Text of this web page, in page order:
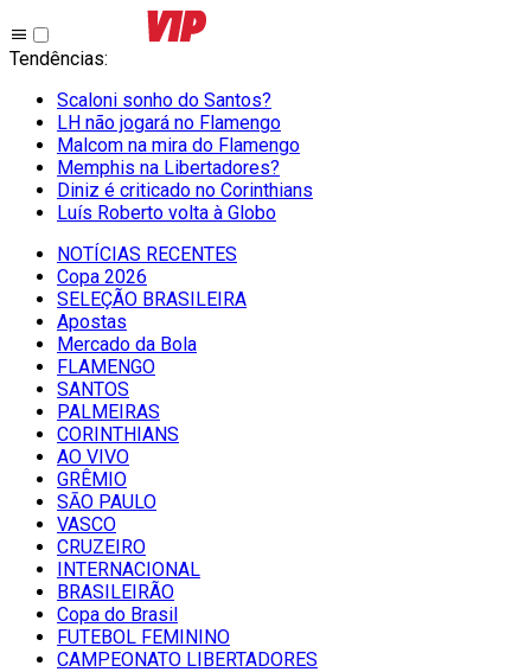
Tendências:
Scaloni sonho do Santos?
LH não jogará no Flamengo
Malcom na mira do Flamengo
Memphis na Libertadores?
Diniz é criticado no Corinthians
Luís Roberto volta à Globo
NOTÍCIAS RECENTES
Copa 2026
SELEÇÃO BRASILEIRA
Apostas
Mercado da Bola
FLAMENGO
SANTOS
PALMEIRAS
CORINTHIANS
AO VIVO
GRÊMIO
SĀO PAULO
VASCO
CRUZEIRO
INTERNACIONAL
BRASILEIRÃO
Copa do Brasil
FUTEBOL FEMININO
CAMPEONATO LIBERTADORES